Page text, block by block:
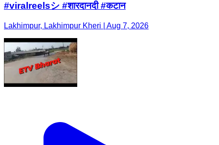
#viralreelsシ #शारदानदी #कटान
Lakhimpur, Lakhimpur Kheri | Aug 7, 2026